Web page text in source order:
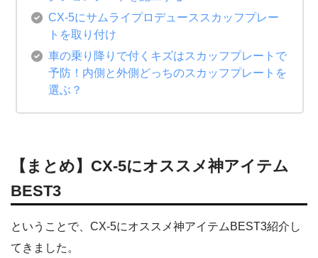
CX-5にサムライプロデューススカッフプレー
トを取り付け
車の乗り降りで付くキズはスカッフプレートで
予防！内側と外側どっちのスカッフプレートを
選ぶ？
【まとめ】CX-5にオススメ神アイテム
BEST3
ということで、CX-5にオススメ神アイテムBEST3紹介し
てきました。